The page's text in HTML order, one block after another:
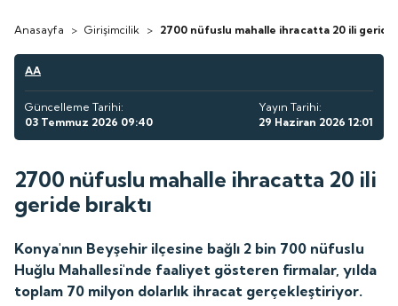
Anasayfa > Girişimcilik > 2700 nüfuslu mahalle ihracatta 20 ili geride
AA
Güncelleme Tarihi:
03 Temmuz 2026 09:40
Yayın Tarihi:
29 Haziran 2026 12:01
2700 nüfuslu mahalle ihracatta 20 ili
geride bıraktı
Konya'nın Beyşehir ilçesine bağlı 2 bin 700 nüfuslu
Huğlu Mahallesi'nde faaliyet gösteren firmalar, yılda
toplam 70 milyon dolarlık ihracat gerçekleştiriyor.